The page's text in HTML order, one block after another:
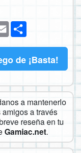
Email
de ¡Basta!
a mantenerlo
a través
reseña en tu
Gamiac.net.